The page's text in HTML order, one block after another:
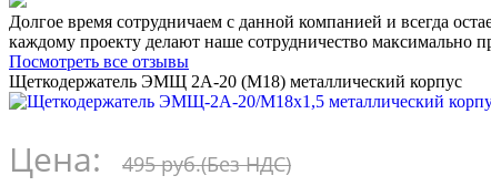
Долгое время сотрудничаем с данной компанией и всегда
каждому проекту делают наше сотрудничество максимально
Посмотреть все отзывы
Щеткодержатель ЭМЩ 2А-20 (М18) металлический корпус
Цена: 495 руб.(Без НДС)